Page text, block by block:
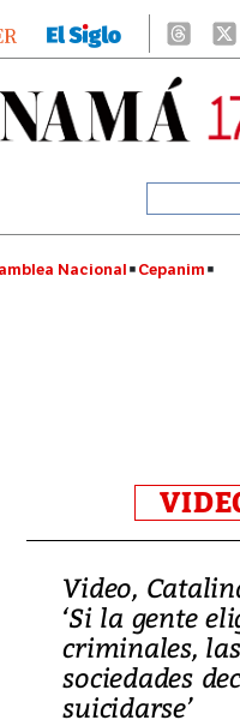
Nacional Cepanim
Video,
‘Si la gente
criminales, las
sociedades
suicidarse’